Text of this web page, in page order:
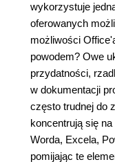
wykorzystuje
oferowanych
możliwości
powodem? Owe
przydatności,
w dokumentacji
często trudnej do
koncentrują się
Worda, Excela,
pomijając te